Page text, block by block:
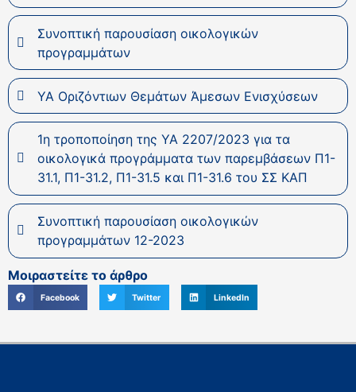
Συνοπτική παρουσίαση οικολογικών
προγραμμάτων
ΥΑ Οριζόντιων Θεμάτων Άμεσων Ενισχύσεων
1η τροποποίηση της ΥΑ 2207/2023 για τα
οικολογικά προγράμματα των παρεμβάσεων Π1-
31.1, Π1-31.2, Π1-31.5 και Π1-31.6 του ΣΣ ΚΑΠ
Συνοπτική παρουσίαση οικολογικών
προγραμμάτων 12-2023
Μοιραστείτε το άρθρο
Facebook Twitter LinkedIn